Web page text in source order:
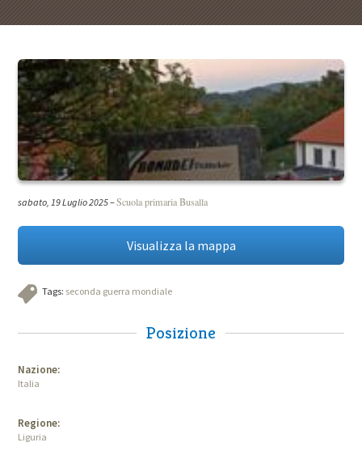
sabato, 19 Luglio 2025–Scuola primaria Busalla
Visualizza la mappa
Tags: seconda guerra mondiale
Posizione
Nazione:
Italia
Regione:
Liguria